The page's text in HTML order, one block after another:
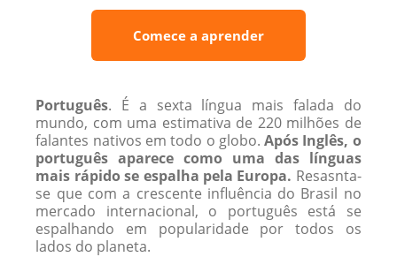
Comece a aprender
Português. É a sexta língua mais falada do
mundo, com uma estimativa de 220 ​​milhões de
falantes nativos em todo o globo.Após Inglês, o
português aparece como uma das línguas
mais rápido se espalha pela Europa. Resasnta-
se que com a crescente influência do Brasil no
mercado internacional, o português está se
espalhando em popularidade por todos os
lados do planeta.